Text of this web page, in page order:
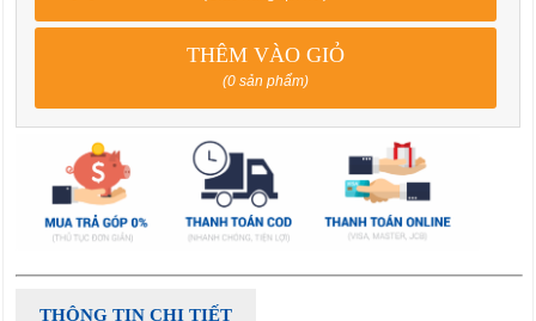
THÊM VÀO GIỎ
(0 sản phẩm)
THÔNG TIN CHI TIẾT